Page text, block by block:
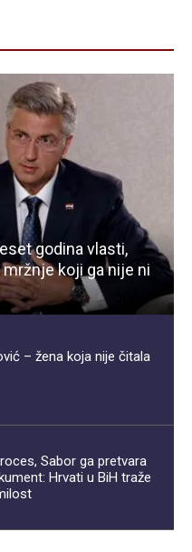
godina vlasti,
koji ga nije ni
– žena koja nije čitala
Sabor ga pretvara
Hrvati u BiH traže